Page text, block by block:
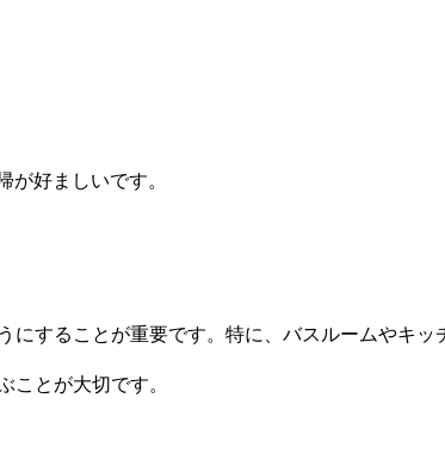
好ましいです。
することが重要です。特に、バスルームやキ
ことが大切です。